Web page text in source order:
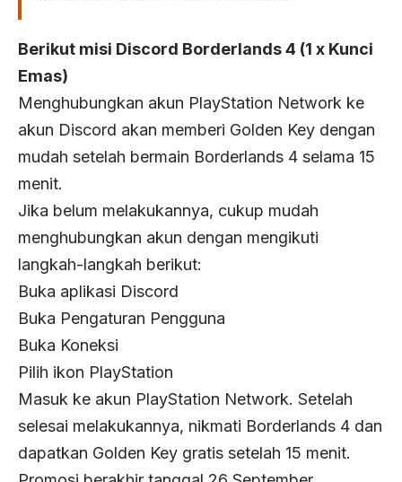
Berikut misi Discord Borderlands 4 (1 x Kunci
Emas)
Menghubungkan akun PlayStation Network ke
akun Discord akan memberi Golden Key dengan
mudah setelah bermain Borderlands 4 selama 15
menit.
Jika belum melakukannya, cukup mudah
menghubungkan akun dengan mengikuti
langkah-langkah berikut:
Buka aplikasi Discord
Buka Pengaturan Pengguna
Buka Koneksi
Pilih ikon PlayStation
Masuk ke akun PlayStation Network. Setelah
selesai melakukannya, nikmati Borderlands 4 dan
dapatkan Golden Key gratis setelah 15 menit.